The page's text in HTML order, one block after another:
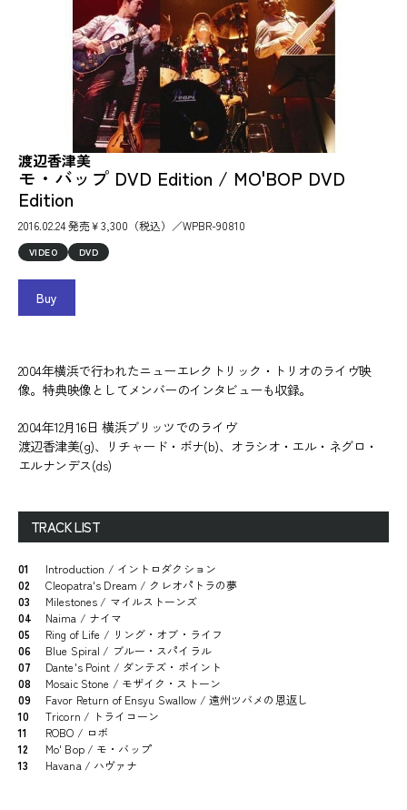
渡辺香津美
モ・バップ DVD Edition / MO'BOP DVD
Edition
2016.02.24 発売￥3,300（税込）／WPBR-90810
VIDEO DVD
Buy
2004年横浜で行われたニューエレクトリック・トリオのライヴ映
像。特典映像としてメンバーのインタビューも収録。
2004年12月16日 横浜ブリッツでのライヴ
渡辺香津美(g)、リチャード・ボナ(b)、オラシオ・エル・ネグロ・
エルナンデス(ds)
TRACK LIST
01
Introduction / イントロダクション
02
Cleopatra's Dream / クレオパトラの夢
03
Milestones / マイルストーンズ
04
Naima / ナイマ
05
Ring of Life / リング・オブ・ライフ
06
Blue Spiral / ブルー・スパイラル
07
Dante's Point / ダンテズ・ポイント
08
Mosaic Stone / モザイク・ストーン
09
Favor Return of Ensyu Swallow / 遠州ツバメの恩返し
10
Tricorn / トライコーン
11
ROBO / ロボ
12
Mo' Bop / モ・バップ
13
Havana / ハヴァナ